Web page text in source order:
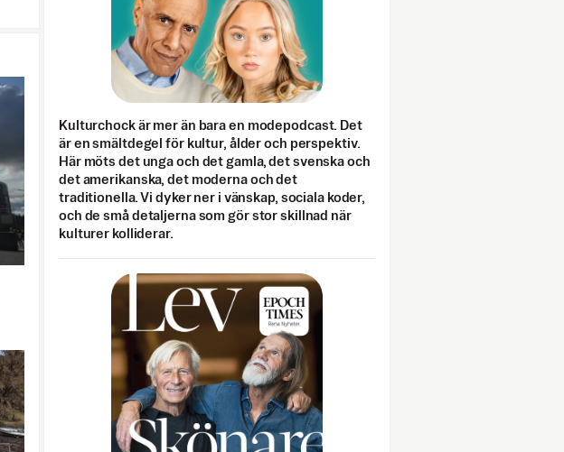
Kulturchock är mer än bara en modepodcast. Det
är en smältdegel för kultur, ålder och perspektiv.
Här möts det unga och det gamla, det svenska och
det amerikanska, det moderna och det
traditionella. Vi dyker ner i vänskap, sociala koder,
och de små detaljerna som gör stor skillnad när
kulturer kolliderar.